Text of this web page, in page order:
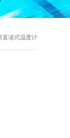
直读式温度计